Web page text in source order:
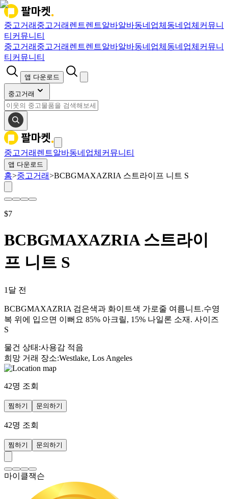
중고거래 중고거래 렌트렌트알바알바동네업체 동네업체 커뮤니
티 커뮤니티
중고거래 중고거래 렌트렌트알바알바동네업체 동네업체 커뮤니
티 커뮤니티
앱 다운로드
중고거래
중고거래 렌트알바동네업체 커뮤니티
앱 다운로드
홈>중고거래>BCBGMAXAZRIA 스트라이프 니트 S
$7
BCBGMAXAZRIA 스트라이
프 니트 S
1달 전
BCBGMAXAZRIA 검은색과 화이트색 가로줄 여름니트.수영
복 위에 입으면 이뻐요 85% 아크릴, 15% 나일론 소재. 사이즈
S
물건 상태 :사용감 적음
희망 거래 장소:Westlake, Los Angeles
42명 조회
찜하기 문의하기
42명 조회
찜하기 문의하기
마이클잭슨